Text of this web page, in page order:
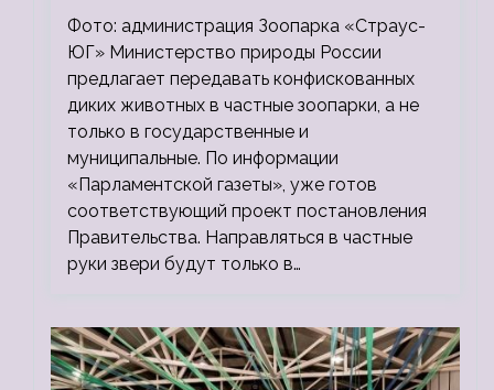
зоопарки
Фото: администрация Зоопарка «Страус-
ЮГ» Министерство природы России
предлагает передавать конфискованных
диких животных в частные зоопарки, а не
только в государственные и
муниципальные. По информации
«Парламентской газеты», уже готов
соответствующий проект постановления
Правительства. Направляться в частные
руки звери будут только в…